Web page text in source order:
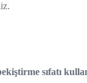
sıfatı